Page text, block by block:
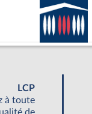
LCP
à toute